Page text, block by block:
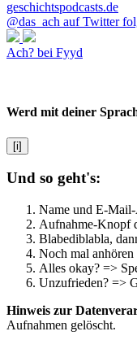
@das_ach auf Twitter
Ach? bei Fyyd
Werd mit deiner
[i]
Und so geht's:
Name und E-Mail-
Aufnahme-Knopf
Blabediblabla,
Noch mal anhören
Alles okay? =>
Unzufrieden? =>
Hinweis zur
Aufnahmen gelöscht.